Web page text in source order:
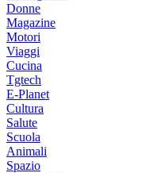
Donne
Magazine
Motori
Viaggi
Cucina
Tgtech
E-Planet
Cultura
Salute
Scuola
Animali
Spazio